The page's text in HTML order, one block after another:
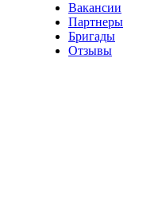
Вакансии
Партнеры
Бригады
Отзывы